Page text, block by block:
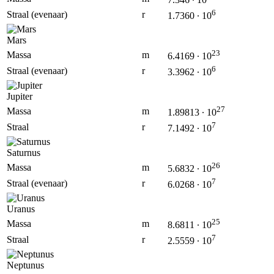
Straal (evenaar) r 1.7360 ∙ 106
Mars
Massa
m 6.4169 ∙ 1023
Straal (evenaar) r 3.3962 ∙ 106
Jupiter
Massa
m 1.89813 ∙ 1027
Straal r 7.1492 ∙ 107
Saturnus
Massa
m 5.6832 ∙ 1026
Straal (evenaar) r 6.0268 ∙ 107
Uranus
Massa
m 8.6811 ∙ 1025
Straal r 2.5559 ∙ 107
Neptunus